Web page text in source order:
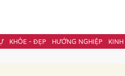
KHỎE - ĐẸP HƯỚNG NGHIỆP
Gửi bình luận